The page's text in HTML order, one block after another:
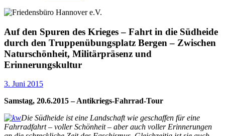
Auf den Spuren des Krieges – Fahrt in die Südheide
durch den Truppenübungsplatz Bergen – Zwischen
Naturschönheit, Militärpräsenz und
Erinnerungskultur
3. Juni 2015
Samstag, 20.6.2015 – Antikriegs-Fahrrad-Tour
Die Südheide ist eine Landschaft wie geschaffen für eine
Fahrradfahrt – voller Schönheit – aber auch voller Erinnerungen